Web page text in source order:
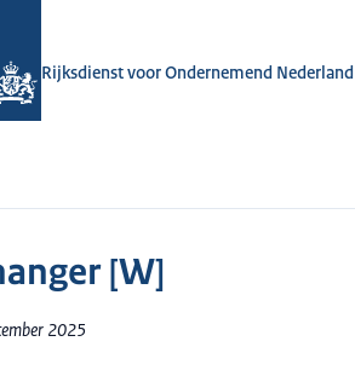
Rijksdienst voor Ondernemend Nederland
[W]
2025